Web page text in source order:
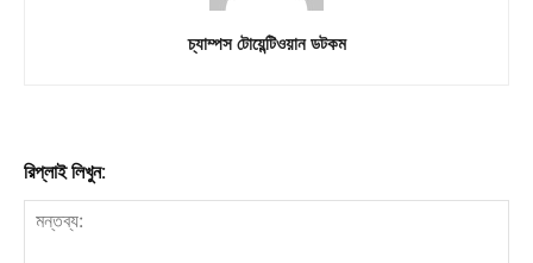
চ্যাম্পস টোয়েন্টিওয়ান ডটকম
রিপ্লাই লিখুন: